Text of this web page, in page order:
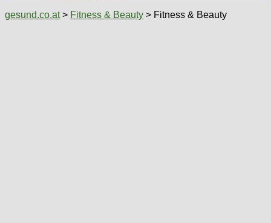
gesund.co.at> Fitness & Beauty > Fitness & Beauty